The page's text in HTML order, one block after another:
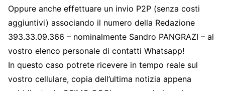
Oppure anche effettuare un invio P2P (senza costi
aggiuntivi) associando il numero della Redazione
393.33.09.366 – nominalmente Sandro PANGRAZI – al
vostro elenco personale di contatti Whatsapp!
In questo caso potrete ricevere in tempo reale sul
vostro cellulare, copia dell’ultima notizia appena